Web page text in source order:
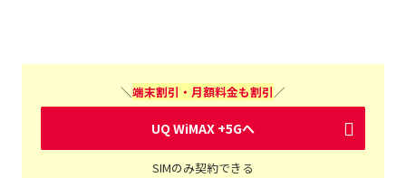
＼端末割引・月額料金も割引 ／
UQ WiMAX +5Gへ
SIMのみ契約できる